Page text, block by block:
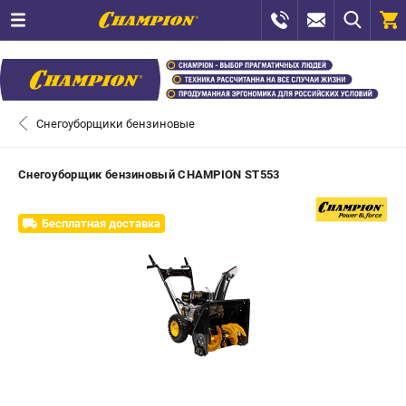
ВХОД ИЛИ РЕГИСТРАЦИЯ
0
Снегоуборщики бензиновые
Снегоуборщик бензиновый CHAMPION ST553
Бесплатная доставка